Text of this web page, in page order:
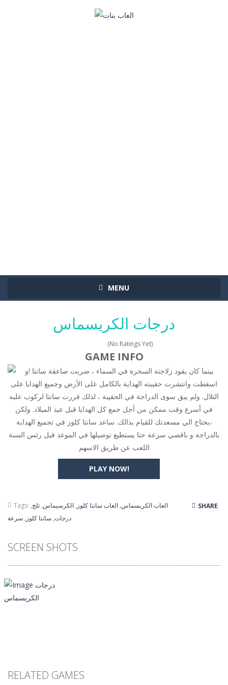
MENU
درجات الكريسماس
(No Ratings Yet)
PLAY NOW!
GAME INFO
بينما كان يقود زلاجتة السحرة في السماء ، ضربت صاعقة سانتا !و
اسقطت وانتشرت حقيبته الهداية بالكامل على الأرض وجميع الهدايا على
التلال. ولم يبق سوى الدراجة في الحقيبة ، لذلك قررت سانتا لركوب عليه
في أسرع وقت ممكن من أجل جمع كل الهدايا قبل عيد الميلاد. ولكن
،يحتاج الي مسعدتك للقيام بذالك. ساعد سانتا كلوز في تجميع الهداية
بالدراجة و باقصي سرعة حتا يستطيع توصيلها في الموعد قبل رئس السنة
اللعب عن طريق الاسهم
Tags: العاب الكريسماس, العاب سانتا كلوز , الكرسيماس, ثلج,
درجات, سانتا كلوز , سرعة
SHARE
SCREEN SHOTS
RELATED GAMES